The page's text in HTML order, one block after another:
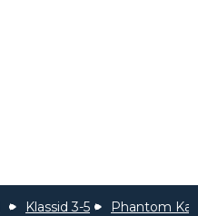
Klassid 3-5 Phantom